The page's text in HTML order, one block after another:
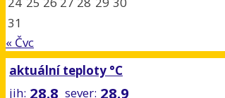
31
« Čvc
aktuální teploty °C
jih: 28.8 sever: 28.9